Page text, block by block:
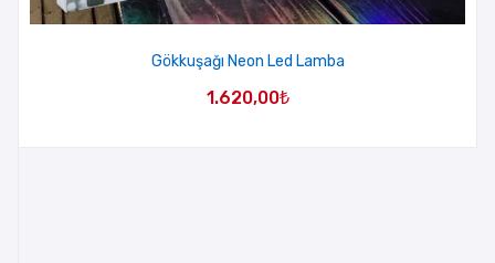
Gökkuşağı Neon Led Lamba
1.620,00₺